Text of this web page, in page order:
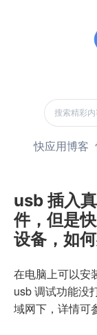
快应用博客
usb 插入
件，但是
设备，如
在电脑上可以安
usb 调试功能没
域网下，详情可